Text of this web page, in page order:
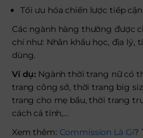
Tối ưu hóa chiến lược tiếp
Các ngành hàng thường được
chí như: Nhân khẩu học, địa lý,
dùng.
Ví dụ: Ngành thời trang nữ có
trang công sở, thời trang big
trang cho mẹ bầu, thời trang
cách cá tính,…
Xem thêm: Commission Là Gì?